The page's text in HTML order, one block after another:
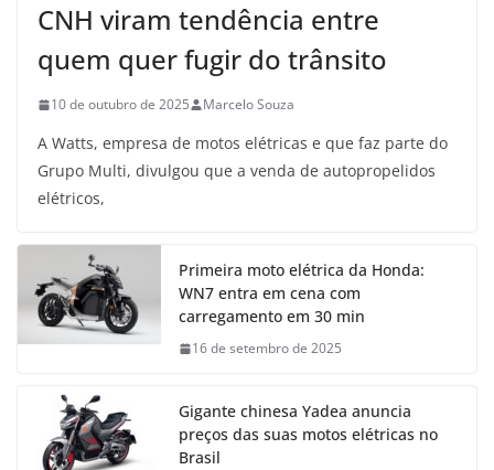
CNH viram tendência entre
quem quer fugir do trânsito
10 de outubro de 2025 Marcelo Souza
A Watts, empresa de motos elétricas e que faz parte do
Grupo Multi, divulgou que a venda de autopropelidos
elétricos,
Primeira moto elétrica da Honda:
WN7 entra em cena com
carregamento em 30 min
16 de setembro de 2025
Gigante chinesa Yadea anuncia
preços das suas motos elétricas no
Brasil